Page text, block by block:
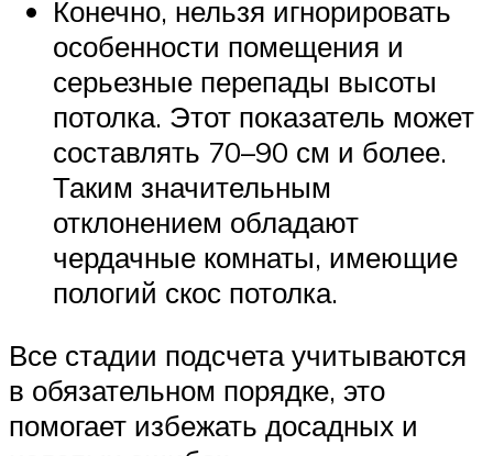
Конечно, нельзя игнорировать
особенности помещения и
серьезные перепады высоты
потолка. Этот показатель может
составлять 70–90 см и более.
Таким значительным
отклонением обладают
чердачные комнаты, имеющие
пологий скос потолка.
Все стадии подсчета учитываются
в обязательном порядке, это
помогает избежать досадных и